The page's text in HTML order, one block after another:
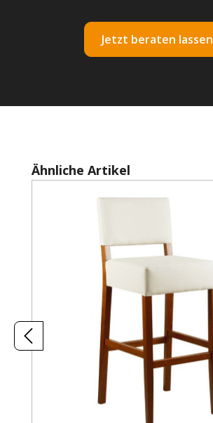
Jetzt beraten lassen
Produktgalerie überspringen
Ähnliche Artikel